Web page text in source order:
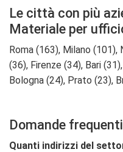
Le città con più
Materiale per
Roma (163), Milano (101),
(36), Firenze (34), Bari
Bologna (24), Prato (23),
Domande frequenti
Quanti indirizzi del